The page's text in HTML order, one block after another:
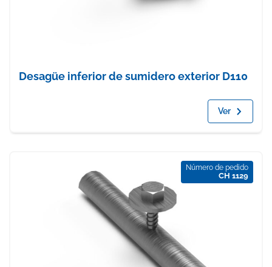
Desagüe inferior de sumidero exterior D110
Ver
Número de pedido
CH 1129